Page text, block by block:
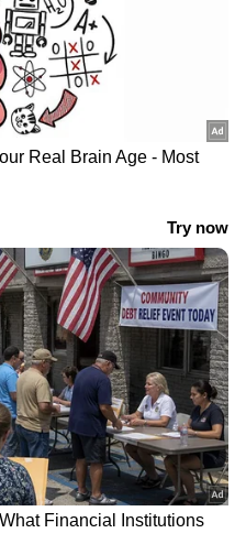
പ്രത്യേകിച്ചും
കൂടി
ഏറെ ശ്രദ്ധയേടെ
പോലീസ്
ഇത്തരത്തിൽ പുളിച്ച
അംശമുള്ള ചില
പുളിക്കുമ്പോൾ,
വിഘടിക്കുന്നു,
കഴിവുള്ള
അപ്പെരിറ്റിഫ്"
സസ്യങ്ങളോ
മൃഗങ്ങളാണ്